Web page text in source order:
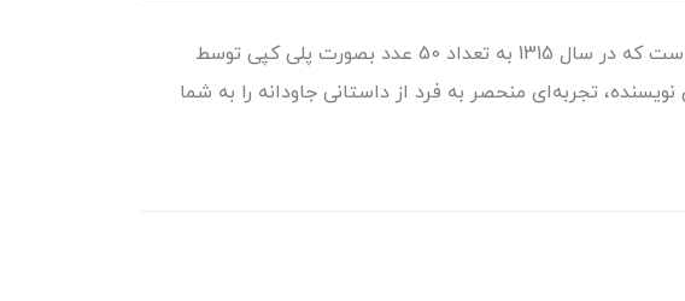
بوف کور نسخه دستنویس صادق هدایت یک گنجینه بی‌نظیر برای عاشقان ادبیات و دوستداران وی است که در سال 1315 به تعداد 50 عدد بصورت پلی کپی توسط
تجربه‌ای منحصر به فرد از داستانی جاودانه را به شما